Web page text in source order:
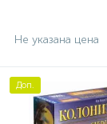
Не указана цена
Доп.